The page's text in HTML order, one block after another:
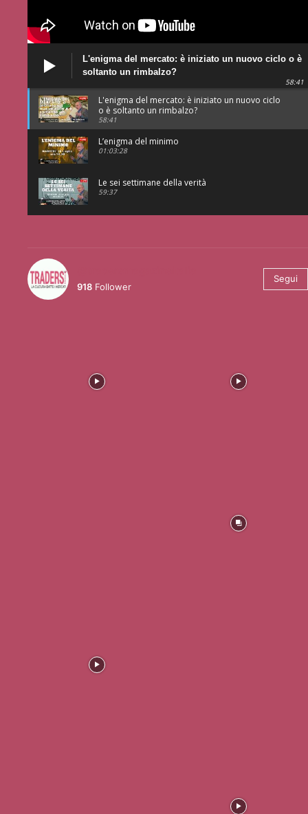
L'enigma del mercato: è iniziato un nuovo ciclo o è
soltanto un rimbalzo?
58:41
L'enigma del mercato: è iniziato un nuovo ciclo
o è soltanto un rimbalzo?
58:41
L’enigma del minimo
01:03:28
Le sei settimane della verità
59:37
918 Follower
Segui